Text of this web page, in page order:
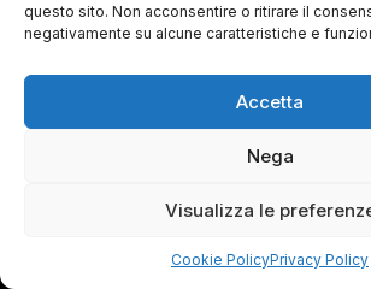
questo sito. Non acconsentire o ritirare il
negativamente su alcune caratteristiche e
Accetta
Nega
Visualizza le
Cookie PolicyPrivacy Policy